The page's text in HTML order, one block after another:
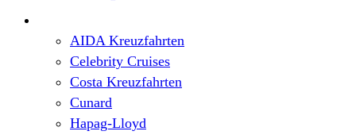
AIDA Kreuzfahrten
Celebrity Cruises
Costa Kreuzfahrten
Cunard
Hapag-Lloyd